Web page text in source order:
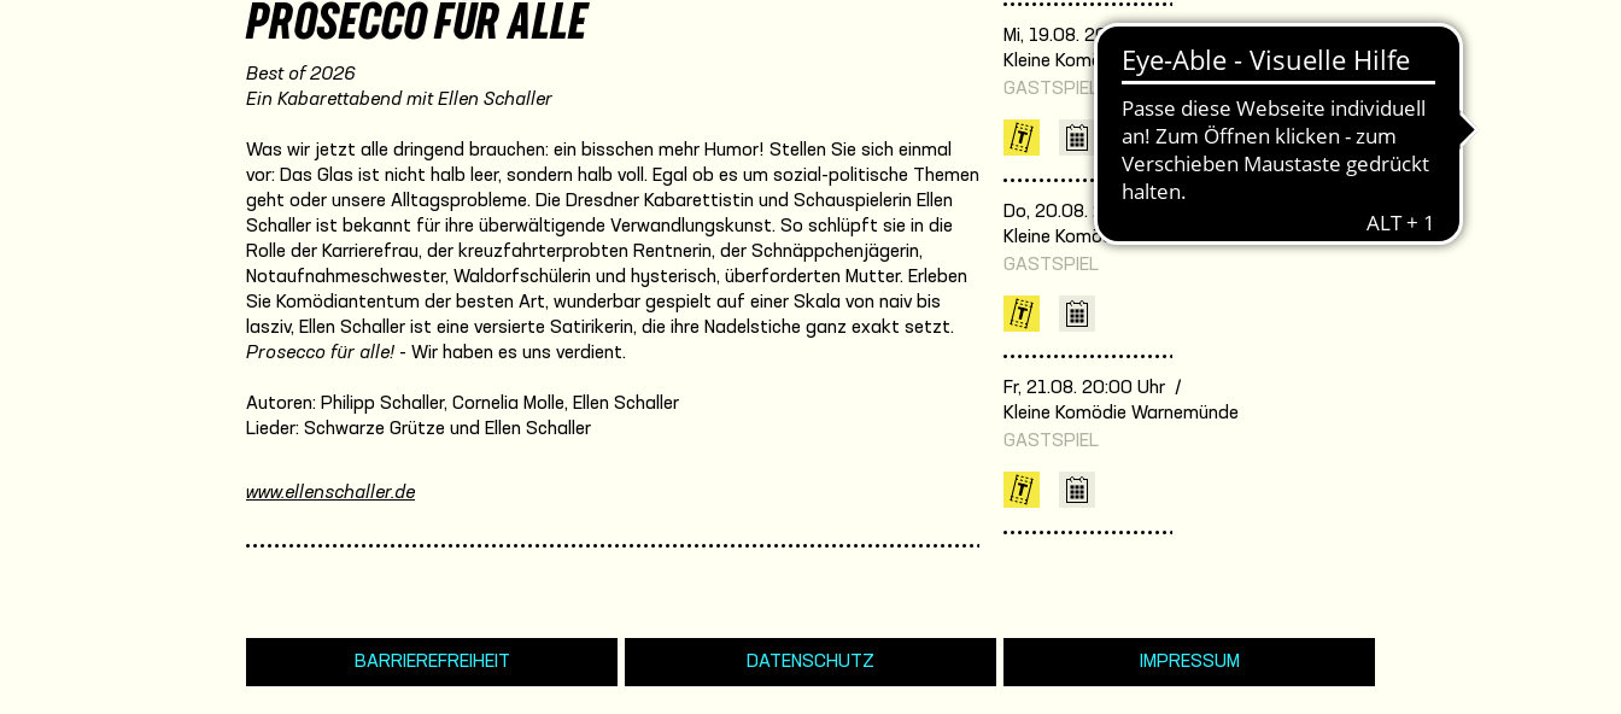
PROSECCO FÜR ALLE
Best of 2026
Ein Kabarettabend mit Ellen Schaller
Was wir jetzt alle dringend brauchen: ein bisschen mehr Humor! Stellen Sie sich einmal
vor: Das Glas ist nicht halb leer, sondern halb voll. Egal ob es um sozial-politische Themen
geht oder unsere Alltagsprobleme. Die Dresdner Kabarettistin und Schauspielerin Ellen
Schaller ist bekannt für ihre überwältigende Verwandlungskunst. So schlüpft sie in die
Rolle der Karrierefrau, der kreuzfahrterprobten Rentnerin, der Schnäppchenjägerin,
Notaufnahmeschwester, Waldorfschülerin und hysterisch, überforderten Mutter. Erleben
Sie Komödiantentum der besten Art, wunderbar gespielt auf einer Skala von naiv bis
lasziv, Ellen Schaller ist eine versierte Satirikerin, die ihre Nadelstiche ganz exakt setzt.
Prosecco für alle! - Wir haben es uns verdient.
Autoren: Philipp Schaller, Cornelia Molle, Ellen Schaller
Lieder: Schwarze Grütze und Ellen Schaller
www.ellenschaller.de
Mi, 19.08. 20:00 Uhr /
Kleine Komödie Warnemünde
GASTSPIEL
Do, 20.08. 20:00 Uhr /
Kleine Komödie Warnemünde
GASTSPIEL
Fr, 21.08. 20:00 Uhr /
Kleine Komödie Warnemünde
GASTSPIEL
BARRIEREFREIHEIT DATENSCHUTZ IMPRESSUM